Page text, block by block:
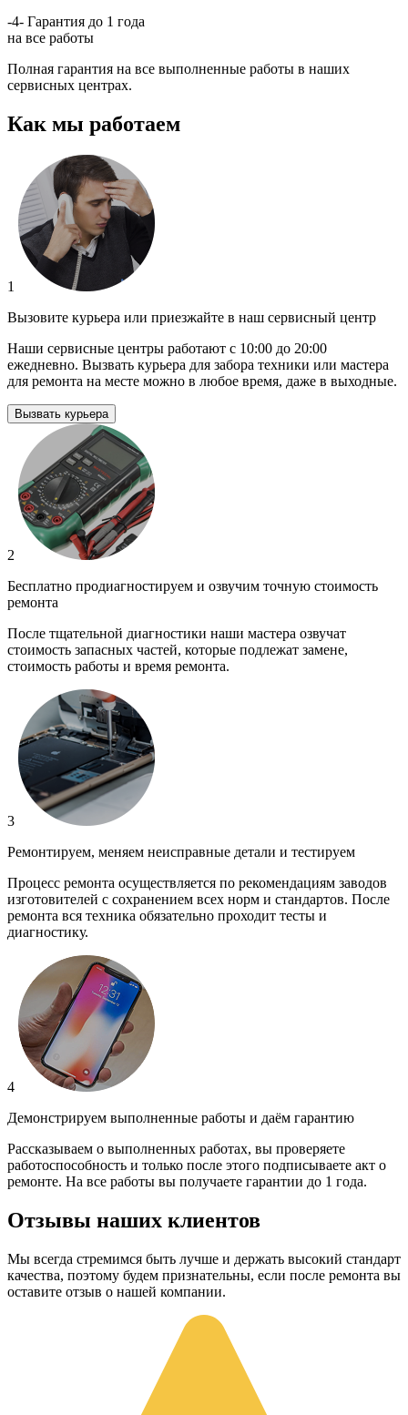
-4- Гарантия до 1 года
на все работы
Полная гарантия на все выполненные работы в наших
сервисных центрах.
Как мы работаем
1
Вызовите курьера или приезжайте в наш сервисный центр
Наши сервисные центры работают с 10:00 до 20:00
ежедневно. Вызвать курьера для забора техники или мастера
для ремонта на месте можно в любое время, даже в выходные.
Вызвать курьера
2
Бесплатно продиагностируем и озвучим точную стоимость
ремонта
После тщательной диагностики наши мастера озвучат
стоимость запасных частей, которые подлежат замене,
стоимость работы и время ремонта.
3
Ремонтируем, меняем неисправные детали и тестируем
Процесс ремонта осуществляется по рекомендациям заводов
изготовителей с сохранением всех норм и стандартов. После
ремонта вся техника обязательно проходит тесты и
диагностику.
4
Демонстрируем выполненные работы и даём гарантию
Рассказываем о выполненных работах, вы проверяете
работоспособность и только после этого подписываете акт о
ремонте. На все работы вы получаете гарантии до 1 года.
Отзывы наших клиентов
Мы всегда стремимся быть лучше и держать высокий стандарт
качества, поэтому будем признательны, если после ремонта вы
оставите отзыв о нашей компании.